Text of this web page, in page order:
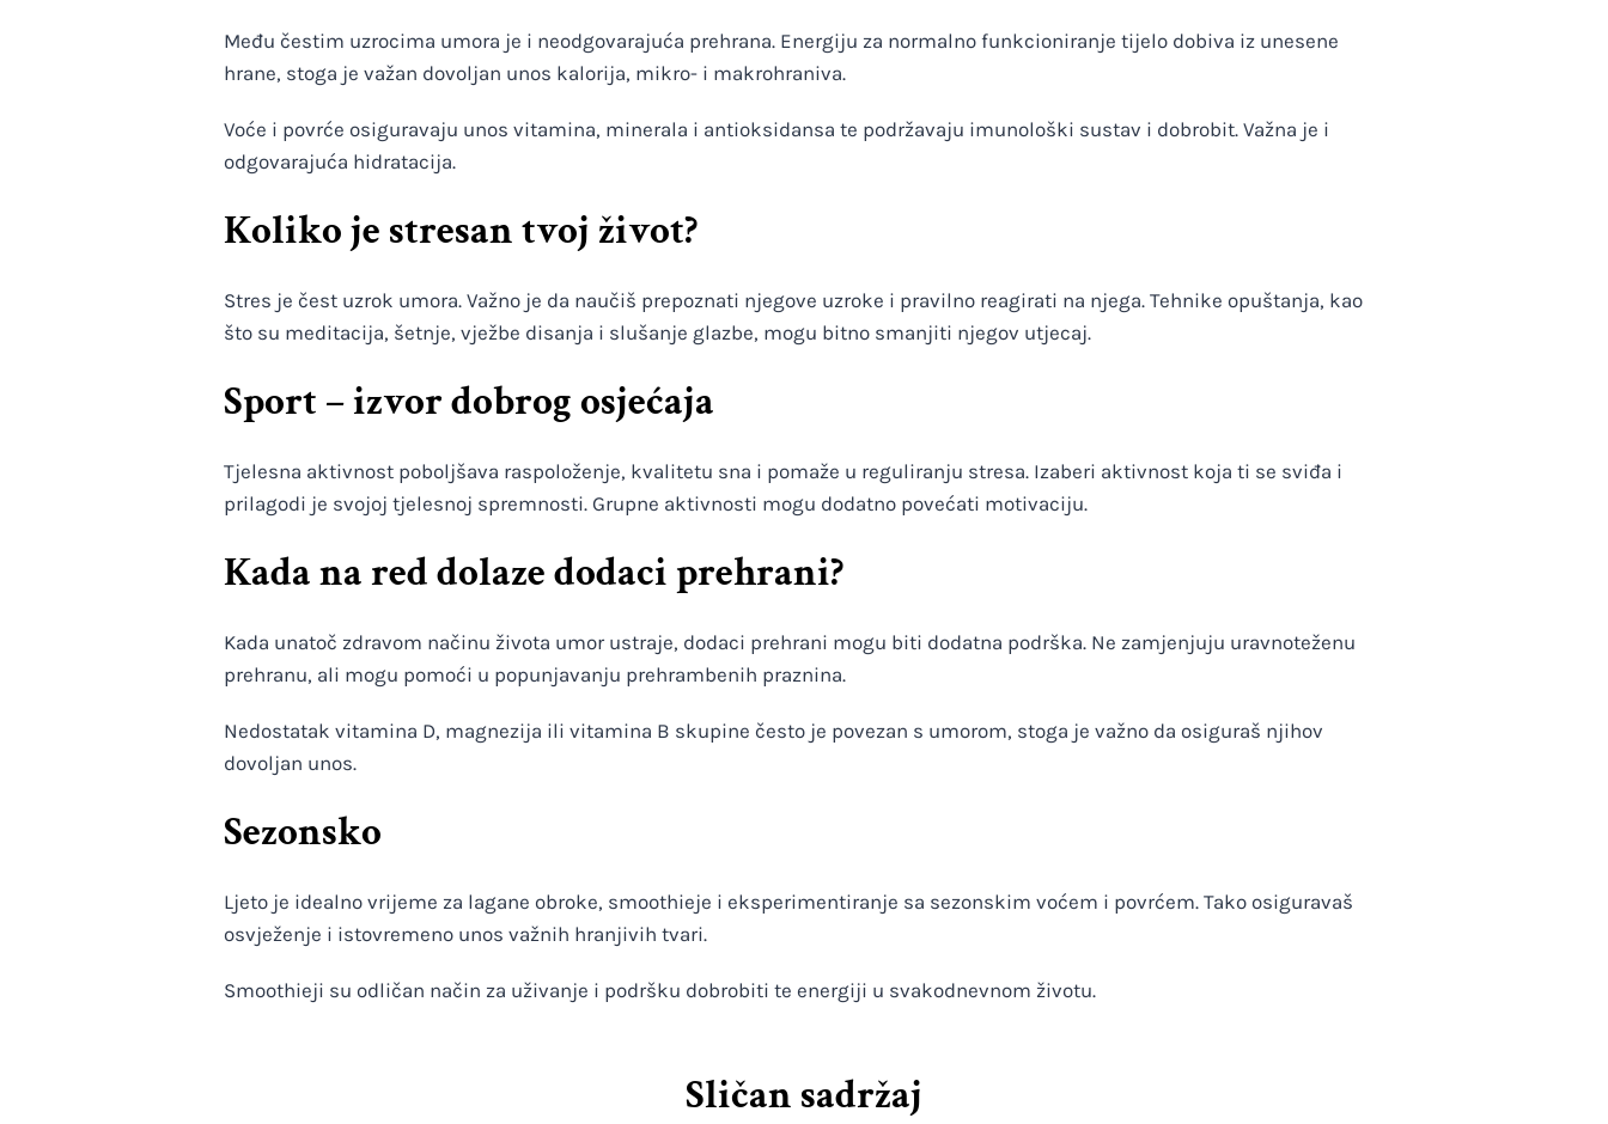
Među čestim uzrocima umora je i neodgovarajuća prehrana. Energiju za normalno funkcioniranje tijelo dobiva iz unesene
hrane, stoga je važan dovoljan unos kalorija, mikro- i makrohraniva.
Voće i povrće osiguravaju unos vitamina, minerala i antioksidansa te podržavaju imunološki sustav i dobrobit. Važna je i
odgovarajuća hidratacija.
Koliko je stresan tvoj život?
Stres je čest uzrok umora. Važno je da naučiš prepoznati njegove uzroke i pravilno reagirati na njega. Tehnike opuštanja, kao
što su meditacija, šetnje, vježbe disanja i slušanje glazbe, mogu bitno smanjiti njegov utjecaj.
Sport – izvor dobrog osjećaja
Tjelesna aktivnost poboljšava raspoloženje, kvalitetu sna i pomaže u reguliranju stresa. Izaberi aktivnost koja ti se sviđa i
prilagodi je svojoj tjelesnoj spremnosti. Grupne aktivnosti mogu dodatno povećati motivaciju.
Kada na red dolaze dodaci prehrani?
Kada unatoč zdravom načinu života umor ustraje, dodaci prehrani mogu biti dodatna podrška. Ne zamjenjuju uravnoteženu
prehranu, ali mogu pomoći u popunjavanju prehrambenih praznina.
Nedostatak vitamina D, magnezija ili vitamina B skupine često je povezan s umorom, stoga je važno da osiguraš njihov
dovoljan unos.
Sezonsko
Ljeto je idealno vrijeme za lagane obroke, smoothieje i eksperimentiranje sa sezonskim voćem i povrćem. Tako osiguravaš
osvježenje i istovremeno unos važnih hranjivih tvari.
Smoothieji su odličan način za uživanje i podršku dobrobiti te energiji u svakodnevnom životu.
Sličan sadržaj